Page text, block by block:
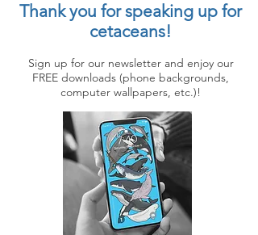
Thank you for speaking up for
cetaceans!
Sign up for our newsletter and enjoy our
FREE downloads (phone backgrounds,
computer wallpapers, etc.)!